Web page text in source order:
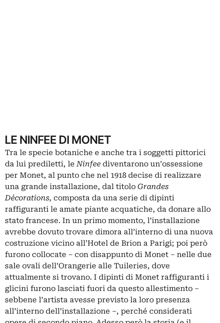
LE NINFEE DI MONET
Tra le specie botaniche e anche tra i soggetti pittorici
da lui prediletti, le Ninfee diventarono un’ossessione
per Monet, al punto che nel 1918 decise di realizzare
una grande installazione, dal titolo Grandes
Décorations, composta da una serie di dipinti
raffiguranti le amate piante acquatiche, da donare allo
stato francese. In un primo momento, l’installazione
avrebbe dovuto trovare dimora all’interno di una nuova
costruzione vicino all’Hotel de Brion a Parigi; poi però
furono collocate – con disappunto di Monet – nelle due
sale ovali dell’Orangerie alle Tuileries, dove
attualmente si trovano. I dipinti di Monet raffiguranti i
glicini furono lasciati fuori da questo allestimento –
sebbene l’artista avesse previsto la loro presenza
all’interno dell’installazione –, perché considerati